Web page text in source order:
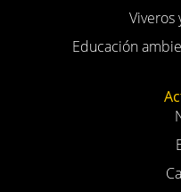
Viveros
Educación